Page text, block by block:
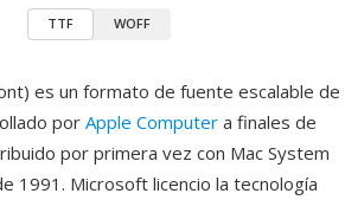
TTF WOFF
es un formato de fuente escalable de
por Apple Computer a finales de
por primera vez con Mac System
1991. Microsoft licencio la tecnología